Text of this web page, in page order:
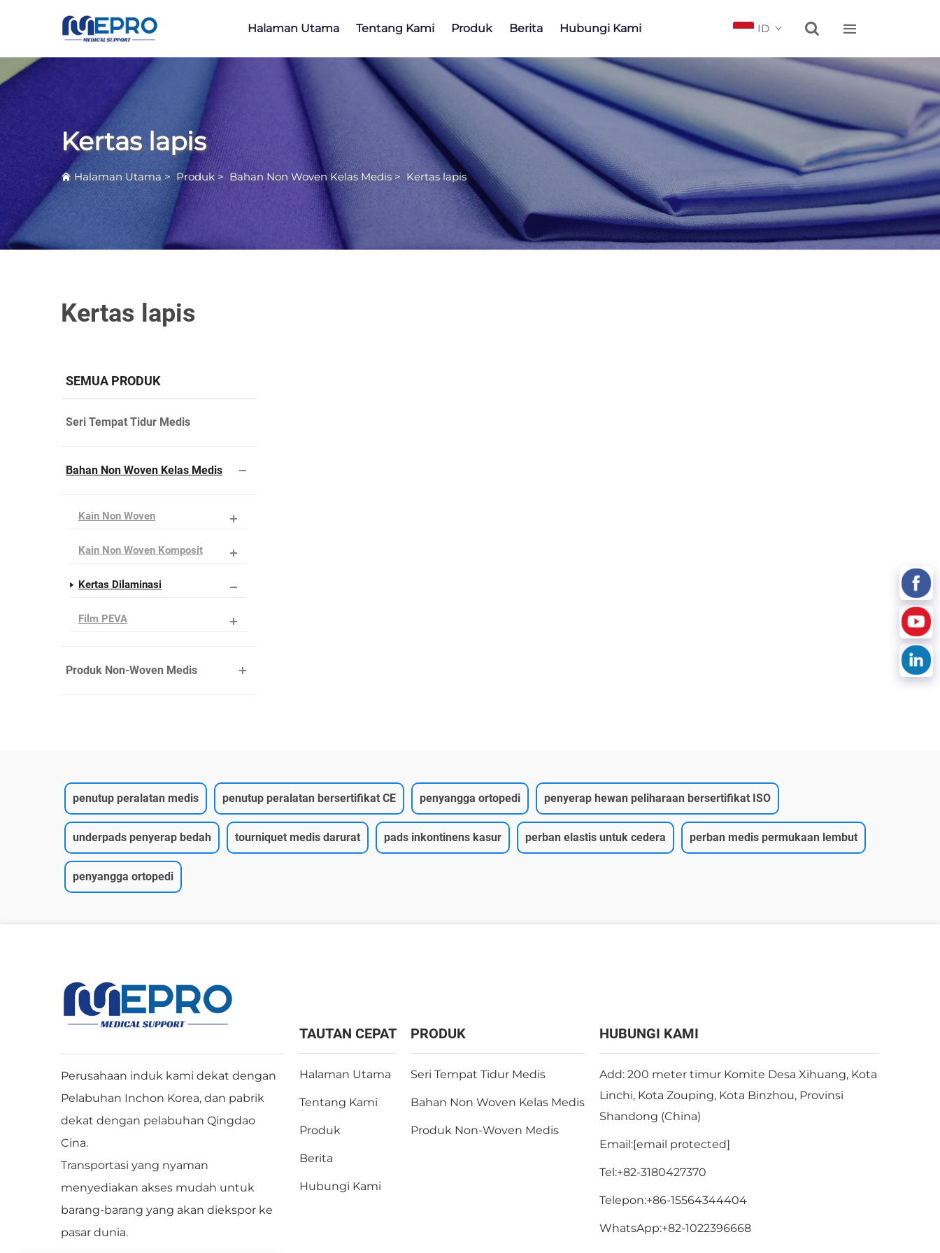
Halaman Utama Tentang Kami Produk Berita Hubungi Kami ID  
Kertas lapis
Halaman Utama>Produk>Bahan Non Woven Kelas Medis> Kertas lapis
Kertas lapis
SEMUA PRODUK
Seri Tempat Tidur Medis
Bahan Non Woven Kelas Medis
Kain Non Woven
Kain Non Woven Komposit
Kertas Dilaminasi
Film PEVA
Produk Non-Woven Medis
penutup peralatan medis penutup peralatan bersertifikat CE penyangga ortopedi penyerap hewan peliharaan bersertifikat ISO
underpads penyerap bedah tourniquet medis darurat pads inkontinens kasur perban elastis untuk cedera perban medis permukaan lembut
penyangga ortopedi
Perusahaan induk kami dekat dengan
Pelabuhan Inchon Korea, dan pabrik
dekat dengan pelabuhan Qingdao
Cina.
Transportasi yang nyaman
menyediakan akses mudah untuk
barang-barang yang akan diekspor ke
pasar dunia.
TAUTAN CEPAT
Halaman Utama
Tentang Kami
Produk
Berita
Hubungi Kami
PRODUK
Seri Tempat Tidur Medis
Bahan Non Woven Kelas Medis
Produk Non-Woven Medis
HUBUNGI KAMI
Add: 200 meter timur Komite Desa Xihuang, Kota
Linchi, Kota Zouping, Kota Binzhou, Provinsi
Shandong (China)
Email:[email protected]
Tel:+82-3180427370
Telepon:+86-15564344404
WhatsApp:+82-1022396668